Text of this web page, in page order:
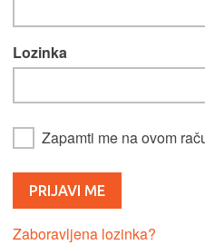
Lozinka
Zapamti me na ovom
Zaboravljena lozinka?